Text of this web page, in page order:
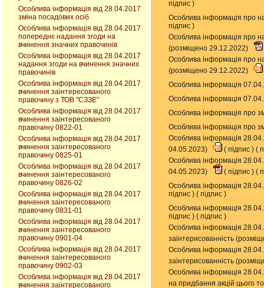
Особлива інформація від 28.04.2017
зміна посадових осіб
Особлива інформація від 28.04.2017
попереднє надання згоди на
вчинення значних правочинів
Особлива інформація від 28.04.2017
надання згоди на вчинення значних
правочинів
Особлива інформація від 28.04.2017
вчинення заінтересованого
правочину з ТОВ "СЗЗЕ"
Особлива інформація від 28.04.2017
вчинення заінтересованого
правочину 0822-01
Особлива інформація від 28.04.2017
вчинення заінтересованого
правочину 0825-01
Особлива інформація від 28.04.2017
вчинення заінтересованого
правочину 0826-02
Особлива інформація від 28.04.2017
вчинення заінтересованого
правочину 0831-01
Особлива інформація від 28.04.2017
вчинення заінтересованого
правочину 0901-04
Особлива інформація від 28.04.2017
вчинення заінтересованого
правочину 0902-03
Особлива інформація від 28.04.2017
вчинення заінтересованого
підпис )
Особлива інформація про
підпис )
Особлива інформація про
(розміщено 29.12.2022)
Особлива інформація про
(розміщено 29.12.2022)
Особлива інформація
Особлива інформація
Особлива інформація про
Особлива інформація про
Особлива інформація
04.05.2023)
( підпис ) (
Особлива інформація
04.05.2023)
( підпис ) (
Особлива інформація
підпис ) ( підпис )
Особлива інформація
підпис ) ( підпис )
Особлива інформація
заінтерисованність
Особлива інформація
заінтерисованність
Особлива інформація
на придбання акцій цього